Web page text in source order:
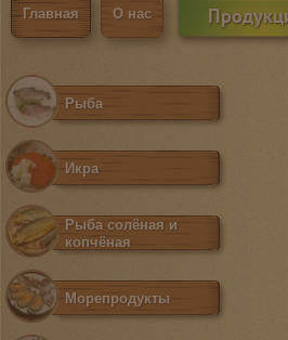
Главная О нас
Рыба
Икра
Рыба солёная и
копчёная
Морепродукты